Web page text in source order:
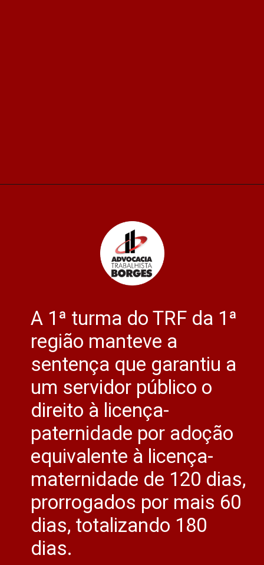
A 1ª turma do TRF da 1ª
região manteve a
sentença que garantiu a
um servidor público o
direito à licença-
paternidade por adoção
equivalente à licença-
maternidade de 120 dias,
prorrogados por mais 60
dias, totalizando 180
dias.